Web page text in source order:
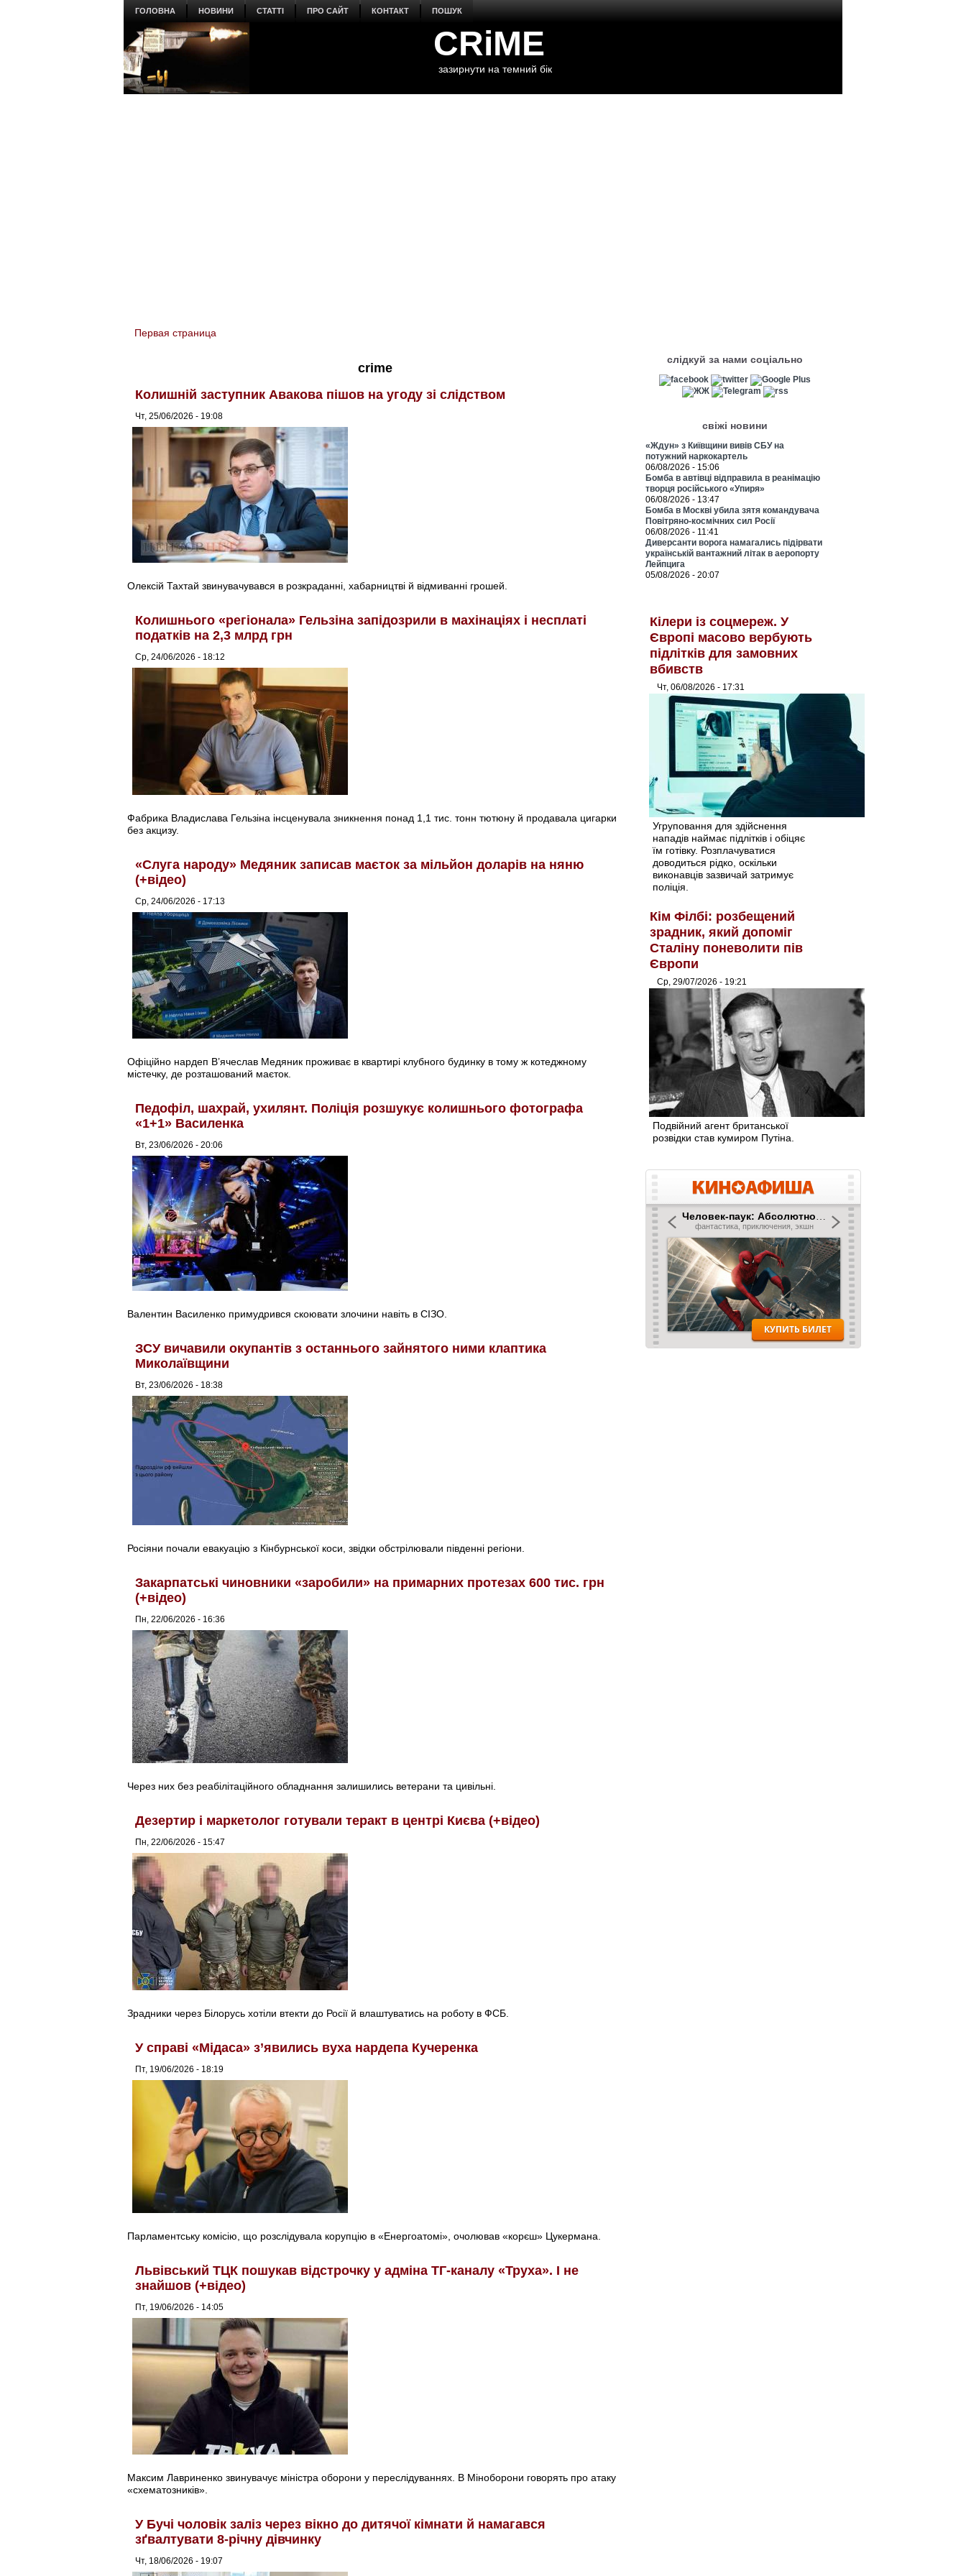
ГОЛОВНА НОВИНИ СТАТТІ ПРО САЙТ КОНТАКТ ПОШУК
CRiME
зазирнути на темний бік
You are here
Первая страница
crime
Колишній заступник Авакова пішов на угоду зі слідством
Чт, 25/06/2026 - 19:08
Олексій Тахтай звинувачувався в розкраданні, хабарництві й відмиванні грошей.
Колишнього «регіонала» Гельзіна запідозрили в махінаціях і несплаті
податків на 2,3 млрд грн
Ср, 24/06/2026 - 18:12
Фабрика Владислава Гельзіна інсценувала зникнення понад 1,1 тис. тонн тютюну й продавала цигарки
без акцизу.
«Слуга народу» Медяник записав маєток за мільйон доларів на няню
(+відео)
Ср, 24/06/2026 - 17:13
Офіційно нардеп В’ячеслав Медяник проживає в квартирі клубного будинку в тому ж котеджному
містечку, де розташований маєток.
Педофіл, шахрай, ухилянт. Поліція розшукує колишнього фотографа
«1+1» Василенка
Вт, 23/06/2026 - 20:06
Валентин Василенко примудрився скоювати злочини навіть в СІЗО.
ЗСУ вичавили окупантів з останнього зайнятого ними клаптика
Миколаївщини
Вт, 23/06/2026 - 18:38
Росіяни почали евакуацію з Кінбурнської коси, звідки обстрілювали південні регіони.
Закарпатські чиновники «заробили» на примарних протезах 600 тис. грн
(+відео)
Пн, 22/06/2026 - 16:36
Через них без реабілітаційного обладнання залишились ветерани та цивільні.
Дезертир і маркетолог готували теракт в центрі Києва (+відео)
Пн, 22/06/2026 - 15:47
Зрадники через Білорусь хотіли втекти до Росії й влаштуватись на роботу в ФСБ.
У справі «Мідаса» з’явились вуха нардепа Кучеренка
Пт, 19/06/2026 - 18:19
Парламентську комісію, що розслідувала корупцію в «Енергоатомі», очолював «корєш» Цукермана.
Львівський ТЦК пошукав відстрочку у адміна ТГ-каналу «Труха». І не
знайшов (+відео)
Пт, 19/06/2026 - 14:05
Максим Лавриненко звинувачує міністра оборони у переслідуваннях. В Міноборони говорять про атаку
«схематозників».
У Бучі чоловік заліз через вікно до дитячої кімнати й намагався
зґвалтувати 8-річну дівчинку
Чт, 18/06/2026 - 19:07
слідкуй за нами соціально
свіжі новини
«Ждун» з Київщини вивів СБУ на
потужний наркокартель
06/08/2026 - 15:06
Бомба в автівці відправила в реанімацію
творця російського «Упиря»
06/08/2026 - 13:47
Бомба в Москві убила зятя командувача
Повітряно-космічних сил Росії
06/08/2026 - 11:41
Диверсанти ворога намагались підірвати
українській вантажний літак в аеропорту
Лейпцига
05/08/2026 - 20:07
Кілери із соцмереж. У
Європі масово вербують
підлітків для замовних
вбивств
Чт, 06/08/2026 - 17:31
Угруповання для здійснення
нападів наймає підлітків і обіцяє
їм готівку. Розплачуватися
доводиться рідко, оскільки
виконавців зазвичай затримує
поліція.
Кім Філбі: розбещений
зрадник, який допоміг
Сталіну поневолити пів
Європи
Ср, 29/07/2026 - 19:21
Подвійний агент британської
розвідки став кумиром Путіна.